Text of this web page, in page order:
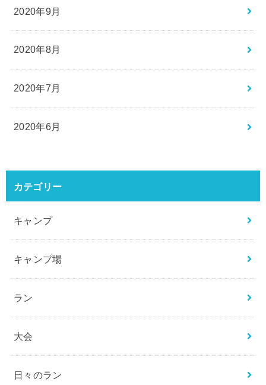
2020年9月
2020年8月
2020年7月
2020年6月
カテゴリー
キャンプ
キャンプ場
ラン
大会
日々のラン